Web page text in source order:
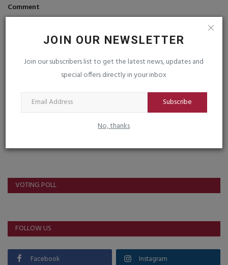
JOIN OUR NEWSLETTER
Join our subscribers list to get the latest news, updates and
special offers directly in your inbox
Subscribe
No, thanks
Comment
VOTING POLL
FOLLOW US
Facebook Instagram